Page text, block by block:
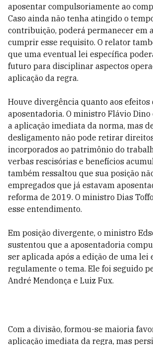
aposentar compulsoriamente ao
Caso ainda não tenha atingido o
contribuição, poderá permanecer em
cumprir esse requisito. O relator
que uma eventual lei específica
futuro para disciplinar aspectos
aplicação da regra.
Houve divergência quanto aos efeitos
aposentadoria. O ministro Flávio Dino
a aplicação imediata da norma, mas
desligamento não pode retirar
incorporados ao patrimônio do
verbas rescisórias e benefícios
também ressaltou que sua posição
empregados que já estavam
reforma de 2019. O ministro Dias
esse entendimento.
Em posição divergente, o ministro
sustentou que a aposentadoria
ser aplicada após a edição de uma lei
regulamente o tema. Ele foi seguido
André Mendonça e Luiz Fux.
Com a divisão, formou-se maioria
aplicação imediata da regra, mas